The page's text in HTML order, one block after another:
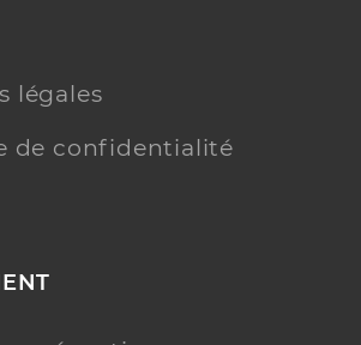
légales
de confidentialité